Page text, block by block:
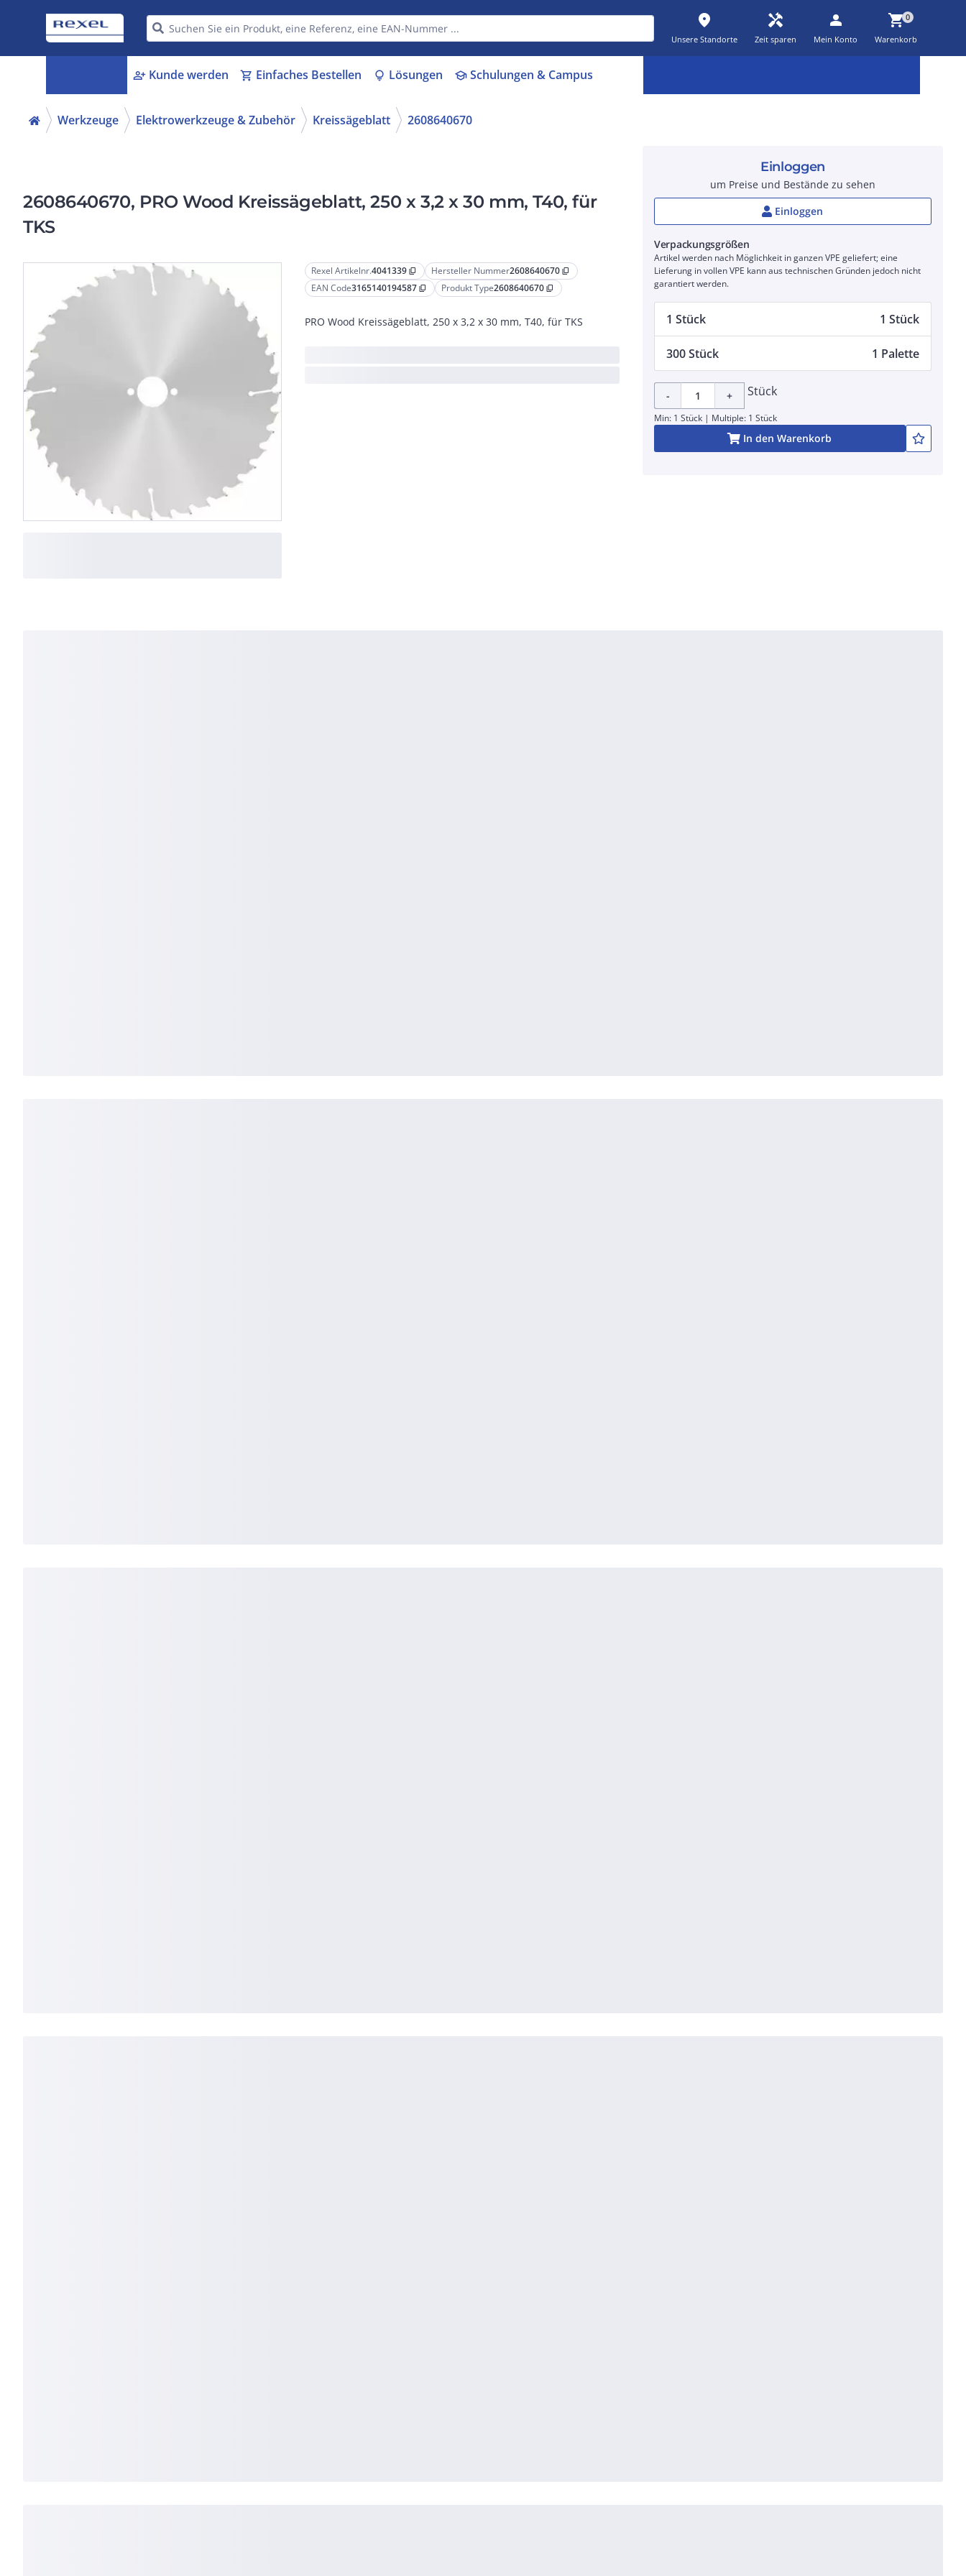
place
Unsere Standorte
handyman
Zeit sparen
person
Mein Konto
shopping_cart0
Warenkorb
person_add Kunde werden shopping_cart Einfaches Bestellen lightbulb Lösungen schoolSchulungen & Campus
Werkzeuge Elektrowerkzeuge & Zubehör Kreissägeblatt 2608640670
2608640670, PRO Wood Kreissägeblatt, 250 x 3,2 x 30 mm, T40, für
TKS
Rexel Artikelnr.4041339 content_copy Hersteller Nummer2608640670 content_copy
EAN Code3165140194587 content_copy Produkt Type2608640670 content_copy
PRO Wood Kreissägeblatt, 250 x 3,2 x 30 mm, T40, für TKS
Einloggen
um Preise und Bestände zu sehen
Einloggen
Verpackungsgrößen
Artikel werden nach Möglichkeit in ganzen VPE geliefert; eine
Lieferung in vollen VPE kann aus technischen Gründen jedoch nicht
garantiert werden.
1 Stück 1 Stück
300 Stück 1 Palette
- + Stück
Min: 1 Stück | Multiple: 1 Stück
In den Warenkorb